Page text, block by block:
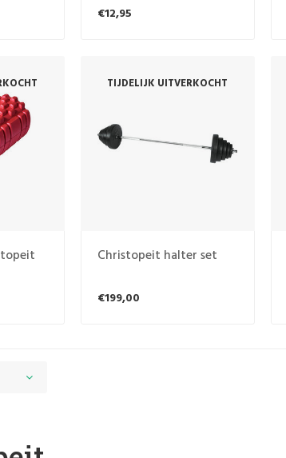
€12,95
TIJDELIJK UITVERKOCHT
Christopeit halter set
€199,00